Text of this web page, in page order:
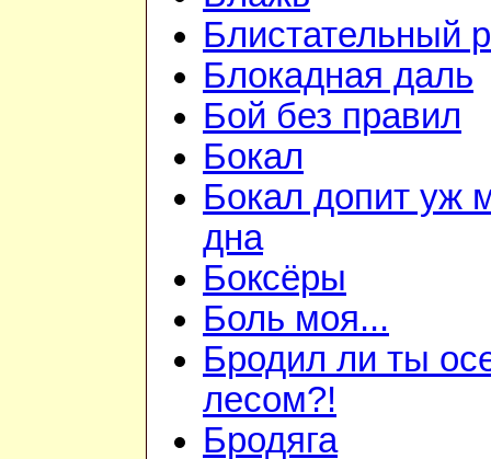
Блистательный
Блокадная даль
Бой без правил
Бокал
Бокал допит уж
дна
Боксёры
Боль моя...
Бродил ли ты
лесом?!
Бродяга